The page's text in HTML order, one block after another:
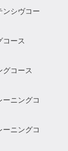
ンシヴコー
コース
グコース
ーニングコ
ーニングコ